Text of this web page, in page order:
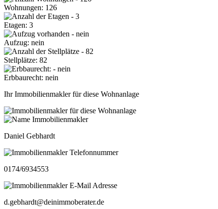
Wohnungen: 126
Etagen: 3
Aufzug: nein
Stellplätze: 82
Erbbaurecht: nein
Ihr Immobilienmakler für diese Wohnanlage
Daniel Gebhardt
0174/6934553
d.gebhardt@deinimmoberater.de